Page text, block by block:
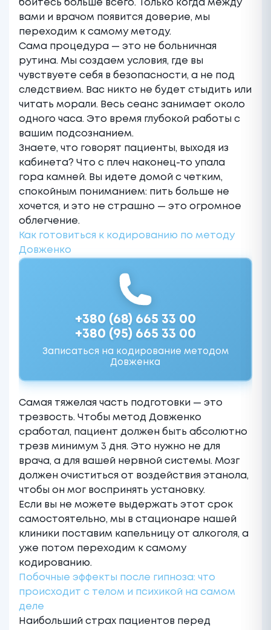
боитесь больше всего. Только когда между
вами и врачом появится доверие, мы
переходим к самому методу.
Сама процедура — ​​это не больничная
рутина. Мы создаем условия, где вы
чувствуете себя в безопасности, а не под
следствием. Вас никто не будет стыдить или
читать морали. Весь сеанс занимает около
одного часа. Это время глубокой работы с
вашим подсознанием.
Знаете, что говорят пациенты, выходя из
кабинета? Что с плеч наконец-то упала
гора камней. Вы идете домой с четким,
спокойным пониманием: пить больше не
хочется, и это не страшно — это огромное
облегчение.
Как готовиться к кодированию по методу
Довженко
+380 (68) 665 33 00
+380 (95) 665 33 00
Записаться на кодирование методом
Довженка
Самая тяжелая часть подготовки — это
трезвость. Чтобы метод Довженко
сработал, пациент должен быть абсолютно
трезв минимум 3 дня. Это нужно не для
врача, а для вашей нервной системы. Мозг
должен очиститься от воздействия этанола,
чтобы он мог воспринять установку.
Если вы не можете выдержать этот срок
самостоятельно, мы в стационаре нашей
клиники поставим капельницу от алкоголя, а
уже потом переходим к самому
кодированию.
Побочные эффекты после гипноза: что
происходит с телом и психикой на самом
деле
Наибольший страх пациентов перед